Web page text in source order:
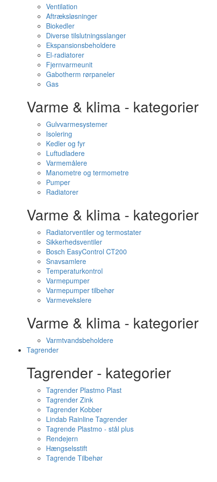
Ventilation
Aftræksløsninger
Biokedler
Diverse tilslutningsslanger
Ekspansionsbeholdere
El-radiatorer
Fjernvarmeunit
Gabotherm rørpaneler
Gas
Varme & klima - kategorier
Gulvvarmesystemer
Isolering
Kedler og fyr
Luftudladere
Varmemålere
Manometre og termometre
Pumper
Radiatorer
Varme & klima - kategorier
Radiatorventiler og termostater
Sikkerhedsventiler
Bosch EasyControl CT200
Snavsamlere
Temperaturkontrol
Varmepumper
Varmepumper tilbehør
Varmevekslere
Varme & klima - kategorier
Varmtvandsbeholdere
Tagrender
Tagrender - kategorier
Tagrender Plastmo Plast
Tagrender Zink
Tagrender Kobber
Lindab Rainline Tagrender
Tagrende Plastmo - stål plus
Rendejern
Hængselsstift
Tagrende Tilbehør